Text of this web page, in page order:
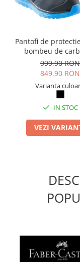
Pantofi de
bombeu de
inchidere
999,90 RON
849,90 RON
Varianta
IN STOC
VEZI